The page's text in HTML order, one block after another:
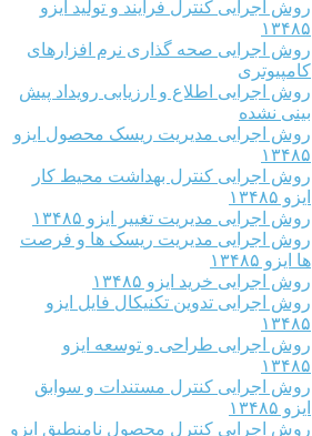
روش اجرایی کنترل فرآیند و تولید ایزو
۱۳۴۸۵
روش اجرایی صحه گذاری نرم افزارهای
کامپیوتری
روش اجرایی اطلاع و ارزیابی رویداد پیش
بینی نشده
روش اجرایی مدیریت ریسک محصول ایزو
۱۳۴۸۵
روش اجرایی کنترل بهداشت محیط کار
ایزو ۱۳۴۸۵
روش اجرایی مدیریت تغییر ایزو ۱۳۴۸۵
روش اجرایی مدیریت ریسک ها و فرصت
ها ایزو ۱۳۴۸۵
روش اجرایی خرید ایزو ۱۳۴۸۵
روش اجرایی تدوین تکنیکال فایل ایزو
۱۳۴۸۵
روش اجرایی طراحی و توسعه ایزو
۱۳۴۸۵
روش اجرایی کنترل مستندات و سوابق
ایزو ۱۳۴۸۵
روش اجرایی کنترل محصول نامنطبق ایزو